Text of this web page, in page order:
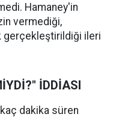
Hamaney'in
vermediği,
gerçekleştirildiği ileri
İDDİASI
dakika süren